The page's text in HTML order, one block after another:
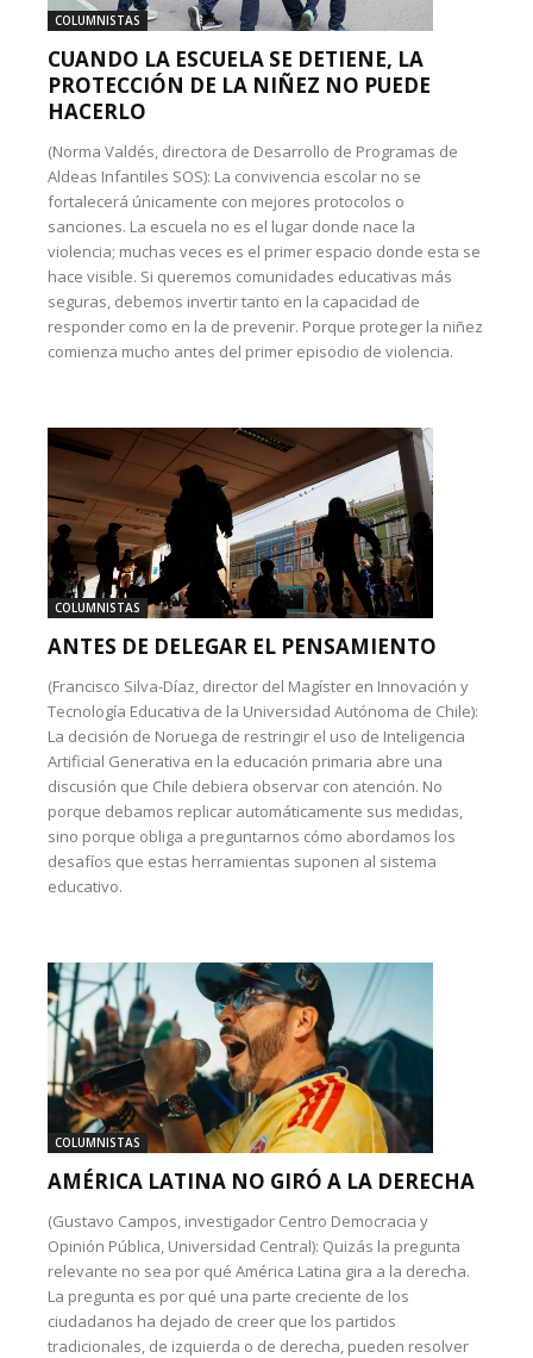
COLUMNISTAS
CUANDO LA ESCUELA SE DETIENE, LA
PROTECCIÓN DE LA NIÑEZ NO PUEDE
HACERLO
(Norma Valdés, directora de Desarrollo de Programas de
Aldeas Infantiles SOS): La convivencia escolar no se
fortalecerá únicamente con mejores protocolos o
sanciones. La escuela no es el lugar donde nace la
violencia; muchas veces es el primer espacio donde esta se
hace visible. Si queremos comunidades educativas más
seguras, debemos invertir tanto en la capacidad de
responder como en la de prevenir. Porque proteger la niñez
comienza mucho antes del primer episodio de violencia.
COLUMNISTAS
ANTES DE DELEGAR EL PENSAMIENTO
(Francisco Silva-Díaz, director del Magíster en Innovación y
Tecnología Educativa de la Universidad Autónoma de Chile):
La decisión de Noruega de restringir el uso de Inteligencia
Artificial Generativa en la educación primaria abre una
discusión que Chile debiera observar con atención. No
porque debamos replicar automáticamente sus medidas,
sino porque obliga a preguntarnos cómo abordamos los
desafíos que estas herramientas suponen al sistema
educativo.
COLUMNISTAS
AMÉRICA LATINA NO GIRÓ A LA DERECHA
(Gustavo Campos, investigador Centro Democracia y
Opinión Pública, Universidad Central): Quizás la pregunta
relevante no sea por qué América Latina gira a la derecha.
La pregunta es por qué una parte creciente de los
ciudadanos ha dejado de creer que los partidos
tradicionales, de izquierda o de derecha, pueden resolver